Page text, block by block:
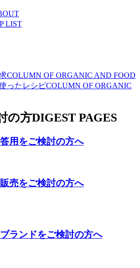
LIST
COLUMN OF ORGANIC AND FOOD
ったレシピCOLUMN OF ORGANIC
の方DIGEST PAGES
用をご検討の方へ
売をご検討の方へ
ランドをご検討の方へ